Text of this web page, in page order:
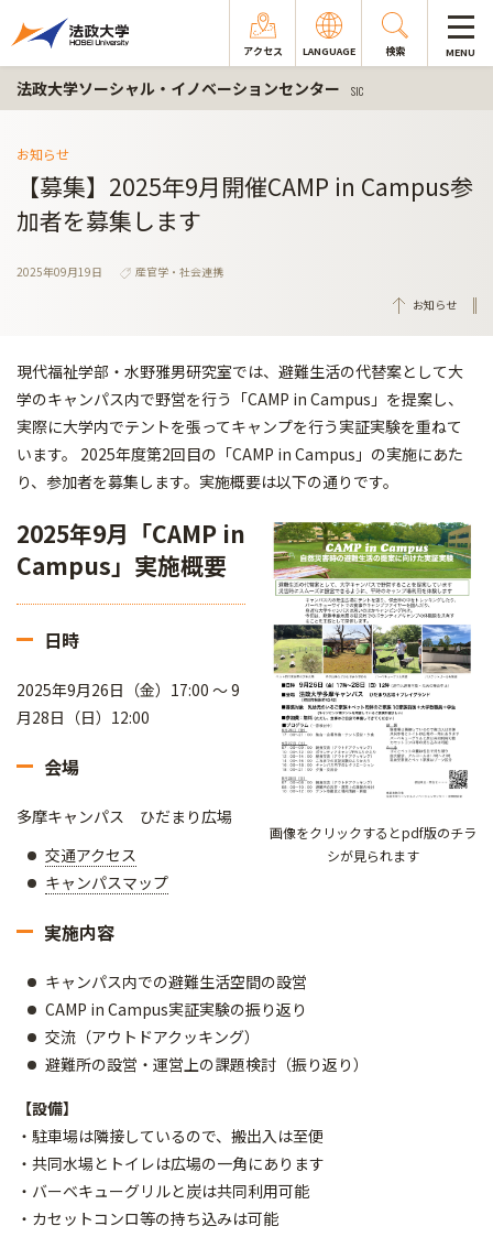
アクセス LANGUAGE 検索 MENU
法政大学ソーシャル・イノベーションセンター SIC
お知らせ
【募集】2025年9月開催CAMP in Campus参
加者を募集します
2025年09月19日
産官学・社会連携
お知らせ
現代福祉学部・水野雅男研究室では、避難生活の代替案として大
学のキャンパス内で野営を行う「CAMP in Campus」を提案し、
実際に大学内でテントを張ってキャンプを行う実証実験を重ねて
います。 2025年度第2回目の「CAMP in Campus」の実施にあた
り、参加者を募集します。実施概要は以下の通りです。
画像をクリックするとpdf版のチラ
シが見られます
2025年9月「CAMP in
Campus」実施概要
日時
2025年9月26日（金）17:00 ～ 9
月28日（日）12:00
会場
多摩キャンパス ひだまり広場
交通アクセス
キャンパスマップ
実施内容
キャンパス内での避難生活空間の設営
CAMP in Campus実証実験の振り返り
交流（アウトドアクッキング）
避難所の設営・運営上の課題検討（振り返り）
【設備】
・駐車場は隣接しているので、搬出入は至便
・共同水場とトイレは広場の一角にあります
・バーベキューグリルと炭は共同利用可能
・カセットコンロ等の持ち込みは可能